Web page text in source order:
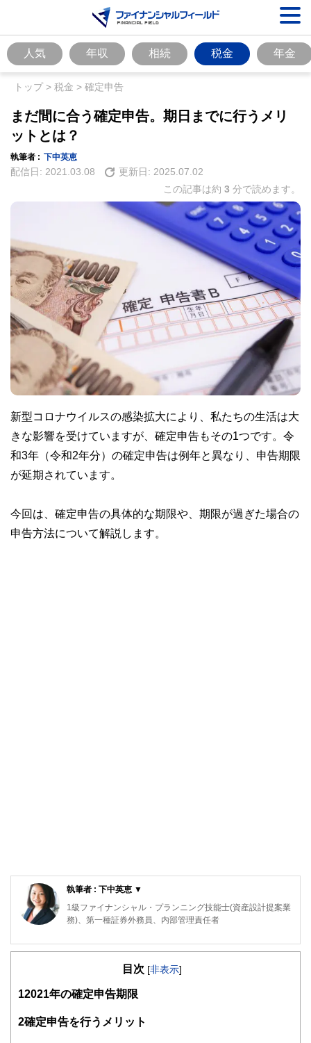
人気 年収 相続 税金 年金
トップ> 税金 > 確定申告
まだ間に合う確定申告。期日までに行うメリ
ットとは？
執筆者 : 下中英恵
配信日: 2021.03.08 更新日: 2025.07.02
この記事は約 3 分で読めます。
新型コロナウイルスの感染拡大により、私たちの生活は大
きな影響を受けていますが、確定申告もその1つです。令
和3年（令和2年分）の確定申告は例年と異なり、申告期限
が延期されています。
今回は、確定申告の具体的な期限や、期限が過ぎた場合の
申告方法について解説します。
執筆者 : 下中英恵 ▼
1級ファイナンシャル・プランニング技能士(資産設計提案業
務)、第一種証券外務員、内部管理責任者
東京都出身。2008年慶應義塾大学商学部卒業後、三菱UFJメ
て、ファイナンシャルプランナーとして活動。現在は日本東
て、金融記事の執筆活動を行っています
http://fp.shitanaka.com/”
目次 [非表示]
12021年の確定申告期限
2確定申告を行うメリット